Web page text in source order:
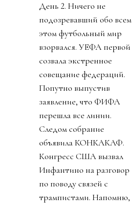
День 2. Ничего не
подозревавший обо всем
этом футбольный мир
взорвался. УЕФА первой
созвала экстренное
совещание федераций.
Попутно выпустив
заявление, что ФИФА
перешла все линии.
Следом собрание
объявила КОНКАКАФ.
Конгресс США вызвал
Инфантино на разговор
по поводу связей с
трампистами. Напомню,